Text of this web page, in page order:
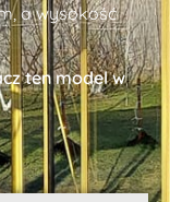
a wysokość
ten model w